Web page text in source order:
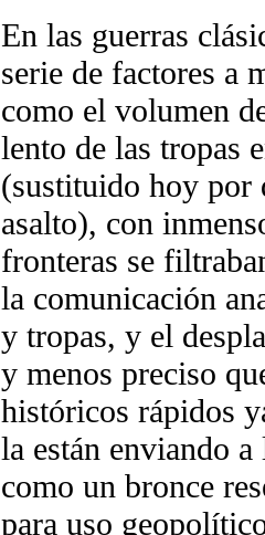
En las guerras
serie de factores a
como el volumen
lento de las tropas
(sustituido hoy por
asalto), con
fronteras se
la comunicación
y tropas, y el
y menos preciso
históricos rápidos
la están enviando
como un bronce
para uso